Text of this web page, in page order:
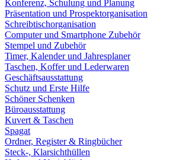
Konferenz, Schulung und Planung
Präsentation und Prospektorganisation
Schreibtischorganisation
Computer und Smartphone Zubehör
Stempel und Zubehör
Timer, Kalender und Jahresplaner
Taschen, Koffer und Lederwaren
Geschäftsausstattung
Schutz und Erste Hilfe
Schöner Schenken
Büroausstattung
Kuvert & Taschen
Spagat
Ordner, Register & Ringbücher
Steck-, Klarsichthüllen